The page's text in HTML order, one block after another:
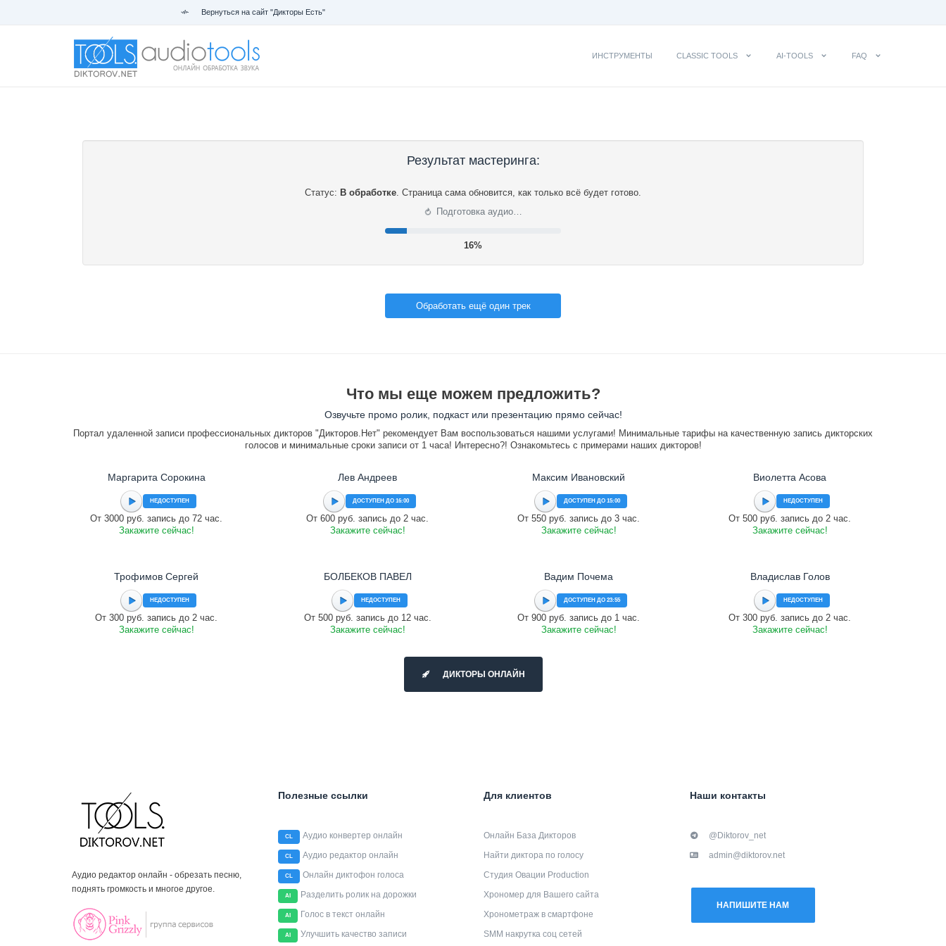
Вернуться на сайт "Дикторы Есть"
ИНСТРУМЕНТЫ CLASSIC TOOLS AI-TOOLS FAQ
Результат мастеринга:
Статус: В обработке. Страница сама обновится, как только всё будет готово.
⟳ Подготовка аудио…
17%
Обработать ещё один трек
Что мы еще можем предложить?
Озвучьте промо ролик, подкаст или презентацию прямо сейчас!
Портал удаленной записи профессиональных дикторов "Дикторов.Нет" рекомендует Вам воспользоваться нашими услугами! Минимальные тарифы на качественную запись дикторских
голосов и минимальные сроки записи от 1 часа! Интересно?! Ознакомьтесь с примерами наших дикторов!
Маргарита Сорокина
НЕДОСТУПЕН
От 3000 руб. запись до 72 час.
Закажите сейчас!
Лев Андреев
ДОСТУПЕН ДО 16:00
От 600 руб. запись до 2 час.
Закажите сейчас!
Максим Ивановский
ДОСТУПЕН ДО 15:00
От 550 руб. запись до 3 час.
Закажите сейчас!
Виолетта Асова
НЕДОСТУПЕН
От 500 руб. запись до 2 час.
Закажите сейчас!
Трофимов Сергей
НЕДОСТУПЕН
От 300 руб. запись до 2 час.
Закажите сейчас!
БОЛБЕКОВ ПАВЕЛ
НЕДОСТУПЕН
От 500 руб. запись до 12 час.
Закажите сейчас!
Вадим Почема
ДОСТУПЕН ДО 23:55
От 900 руб. запись до 1 час.
Закажите сейчас!
Владислав Голов
НЕДОСТУПЕН
От 300 руб. запись до 2 час.
Закажите сейчас!
ДИКТОРЫ ОНЛАЙН
Аудио редактор онлайн - обрезать песню,
поднять громкость и многое другое.
Полезные ссылки
CL Аудио конвертер онлайн
CL Аудио редактор онлайн
CL Онлайн диктофон голоса
AI Разделить ролик на дорожки
AI Голос в текст онлайн
AI Улучшить качество записи
Для клиентов
Онлайн База Дикторов
Найти диктора по голосу
Студия Овации Production
Хрономер для Вашего сайта
Хронометраж в смартфоне
SMM накрутка соц сетей
Наши контакты
@Diktorov_net
admin@diktorov.net
НАПИШИТЕ НАМ